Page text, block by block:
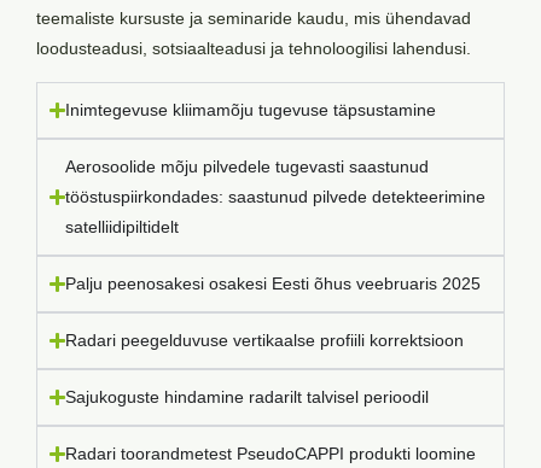
teemaliste kursuste ja seminaride kaudu, mis ühendavad
loodusteadusi, sotsiaalteadusi ja tehnoloogilisi lahendusi.
Inimtegevuse kliimamõju tugevuse täpsustamine
Aerosoolide mõju pilvedele tugevasti saastunud
tööstuspiirkondades: saastunud pilvede detekteerimine
satelliidipiltidelt
Palju peenosakesi osakesi Eesti õhus veebruaris 2025
Radari peegelduvuse vertikaalse profiili korrektsioon
Sajukoguste hindamine radarilt talvisel perioodil
Radari toorandmetest PseudoCAPPI produkti loomine